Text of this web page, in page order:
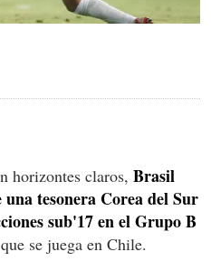
horizontes claros, Brasil
una tesonera Corea del Sur
sub'17 en el Grupo B
se juega en Chile.